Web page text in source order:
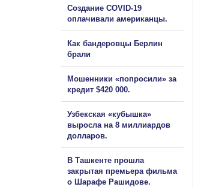
Создание COVID-19
оплачивали американцы.
Как бандеровцы Берлин
брали
Мошенники «попросили» за
кредит $420 000.
Узбекская «кубышка»
выросла на 8 миллиардов
долларов.
В Ташкенте прошла
закрытая премьера фильма
о Шарафе Рашидове.